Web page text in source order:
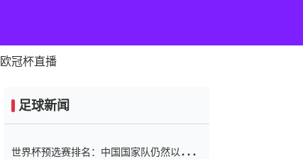
欧冠杯直播
足球新闻
世界杯预选赛排名：中国国家队仍然以6分